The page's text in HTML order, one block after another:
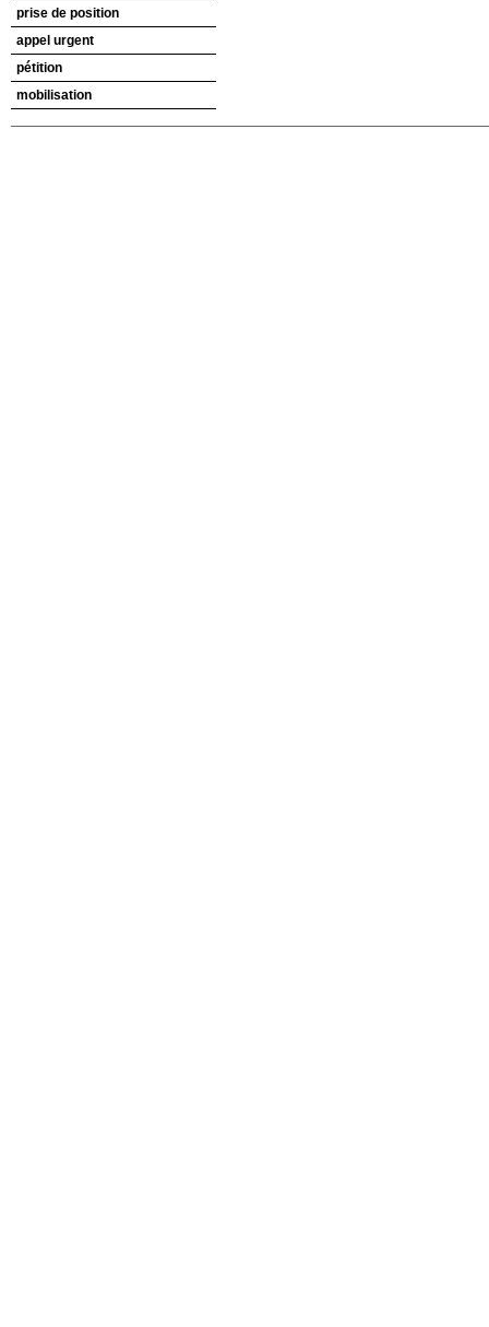
prise de position
appel urgent
pétition
mobilisation